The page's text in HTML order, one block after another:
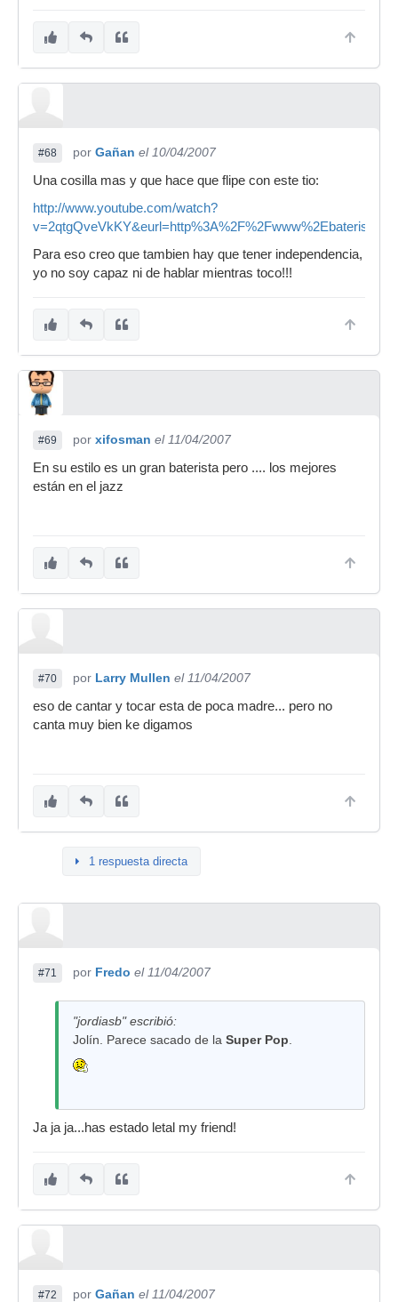
#68 por Gañan el 10/04/2007
Una cosilla mas y que hace que flipe con este tio:
http://www.youtube.com/watch?
Para eso creo que tambien hay que tener independencia,
yo no soy capaz ni de hablar mientras toco!!!
#69 por xifosman el 11/04/2007
En su estilo es un gran baterista pero .... los mejores
están en el jazz
#70 por Larry Mullen el 11/04/2007
eso de cantar y tocar esta de poca madre... pero no
canta muy bien ke digamos
1 respuesta directa
#71 por Fredo el 11/04/2007
"jordiasb" escribió:
Jolín. Parece sacado de la Super Pop
Ja ja ja...has estado letal my friend!
#72 por Gañan el 11/04/2007